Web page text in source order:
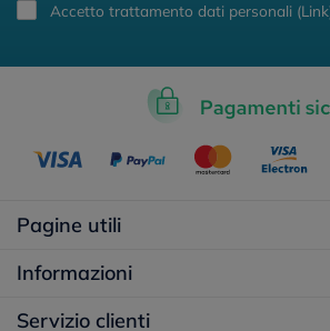
Accetto trattamento dati personali (Link
Pagine utili
Informazioni
Servizio clienti